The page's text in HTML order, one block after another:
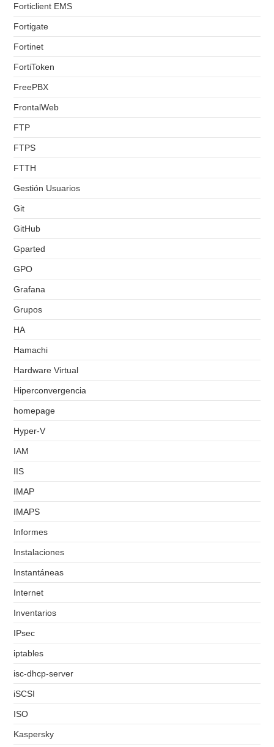
Forticlient EMS
Fortigate
Fortinet
FortiToken
FreePBX
FrontalWeb
FTP
FTPS
FTTH
Gestión Usuarios
Git
GitHub
Gparted
GPO
Grafana
Grupos
HA
Hamachi
Hardware Virtual
Hiperconvergencia
homepage
Hyper-V
IAM
IIS
IMAP
IMAPS
Informes
Instalaciones
Instantáneas
Internet
Inventarios
IPsec
iptables
isc-dhcp-server
iSCSI
ISO
Kaspersky